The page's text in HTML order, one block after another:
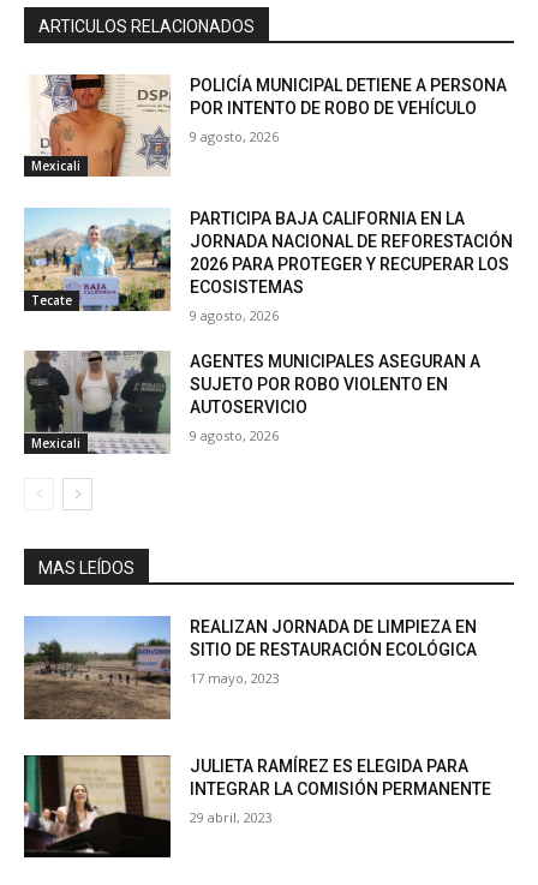
ARTICULOS RELACIONADOS
Mexicali
POLICÍA MUNICIPAL DETIENE A PERSONA
POR INTENTO DE ROBO DE VEHÍCULO
9 agosto, 2026
Tecate
PARTICIPA BAJA CALIFORNIA EN LA
JORNADA NACIONAL DE REFORESTACIÓN
2026 PARA PROTEGER Y RECUPERAR LOS
ECOSISTEMAS
9 agosto, 2026
Mexicali
AGENTES MUNICIPALES ASEGURAN A
SUJETO POR ROBO VIOLENTO EN
AUTOSERVICIO
9 agosto, 2026
MAS LEÍDOS
REALIZAN JORNADA DE LIMPIEZA EN
SITIO DE RESTAURACIÓN ECOLÓGICA
17 mayo, 2023
JULIETA RAMÍREZ ES ELEGIDA PARA
INTEGRAR LA COMISIÓN PERMANENTE
29 abril, 2023